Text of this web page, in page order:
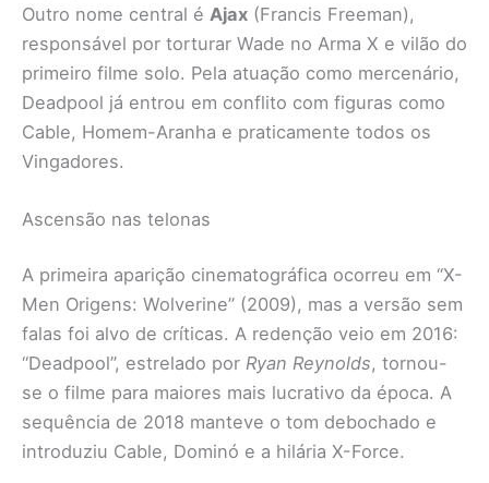
Outro nome central é Ajax (Francis Freeman),
responsável por torturar Wade no Arma X e vilão do
primeiro filme solo. Pela atuação como mercenário,
Deadpool já entrou em conflito com figuras como
Cable, Homem-Aranha e praticamente todos os
Vingadores.
Ascensão nas telonas
A primeira aparição cinematográfica ocorreu em “X-
Men Origens: Wolverine” (2009), mas a versão sem
falas foi alvo de críticas. A redenção veio em 2016:
“Deadpool”, estrelado por Ryan Reynolds, tornou-
se o filme para maiores mais lucrativo da época. A
sequência de 2018 manteve o tom debochado e
introduziu Cable, Dominó e a hilária X-Force.